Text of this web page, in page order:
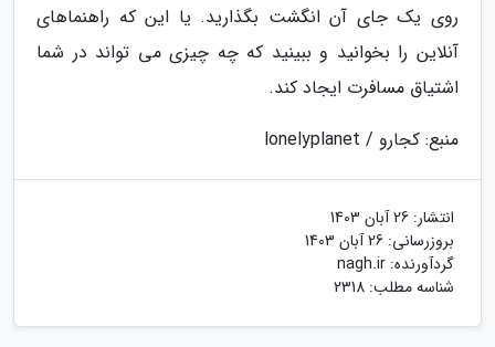
روی یک جای آن انگشت بگذارید. یا این که راهنماهای
آنلاین را بخوانید و ببینید که چه چیزی می تواند در شما
اشتیاق مسافرت ایجاد کند.
منبع: کجارو / lonelyplanet
انتشار: 26 آبان 1403
بروزرسانی: 26 آبان 1403
گردآورنده: nagh.ir
شناسه مطلب: 2318